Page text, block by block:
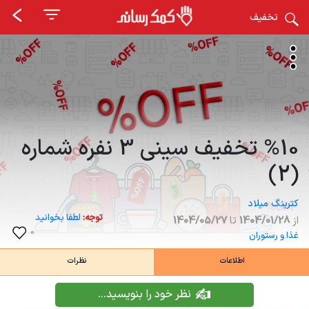
تخفیف
%10 تخفیف سینی 3 نفره شماره
(2)
کترینگ میلاد
از1404/01/28 تا1404/05/27
غذا و رستوران
توجه:لطفا بخوانید
0
اطلاعات نظرات
نظر خود را بنویسید...